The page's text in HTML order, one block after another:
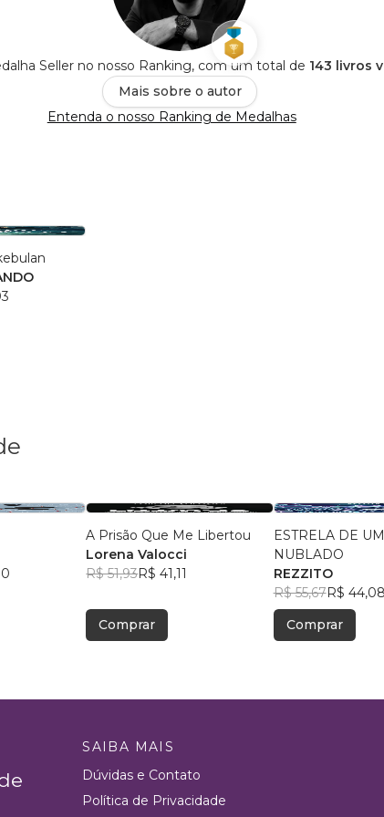
Seller no nosso Ranking, com um total de 143 livros
Mais sobre o autor
Entenda o nosso Ranking de Medalhas
A Prisão Que Me Libertou
Lorena Valocci
R$ 51,93R$ 41,11
Comprar
ESTRELA DE
NUBLADO
REZZITO
R$ 55,67R$ 44,08
Comprar
SAIBA MAIS
Dúvidas e Contato
Política de Privacidade